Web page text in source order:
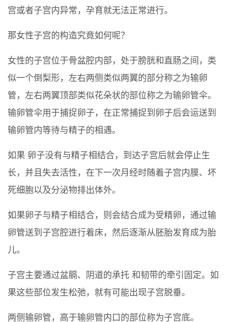
宫或者子宫内异常，孕育就无法正常进行。
那女性子宫的构造究竟如何呢？
女性的子宫位于骨盆腔内部，处于膀胱和直肠之间，类
似一个倒梨形，左右两侧类似两翼的部分称之为输卵
管，左右两翼顶部类似花朵状的部位称之为输卵管伞。
输卵管伞用于捕捉卵子，在正常捕捉到卵子后会运送到
输卵管内等待与精子的相遇。
如果 卵子没有与精子相结合，到达子宫后就会停止生
长，并且失去活性，在下一次月经时随着子宫内膜、坏
死细胞以及分泌物排出体外。
如果卵子与精子相结合，则会结合成为受精卵，通过输
卵管送到子宫腔进行着床，然后逐渐从胚胎发育成为胎
儿。
子宫主要通过盆膈、阴道的承托 和韧带的牵引固定。如
果这些部位发生松弛，就有可能出现子宫脱垂。
两侧输卵管，高于输卵管内口的部位称为子宫底。